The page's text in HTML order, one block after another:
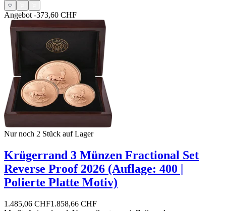
Angebot -373,60 CHF
Nur noch 2 Stück auf Lager
Krügerrand 3 Münzen Fractional Set
Reverse Proof 2026 (Auflage: 400 |
Polierte Platte Motiv)
1.485,06 CHF1.858,66 CHF